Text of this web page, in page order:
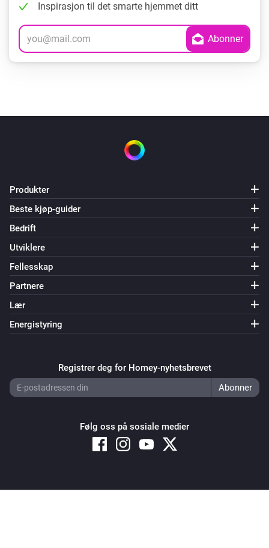
Inspirasjon til det smarte hjemmet ditt
Produkter
Beste kjøp-guider
Bedrift
Utviklere
Fellesskap
Partnere
Lær
Energistyring
Registrer deg for Homey-nyhetsbrevet
Følg oss på sosiale medier